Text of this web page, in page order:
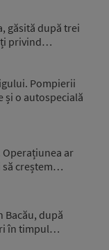
găsită după trei
privind…
Pompierii
și o autospecială
ar
să creștem…
Bacău, după
în timpul…